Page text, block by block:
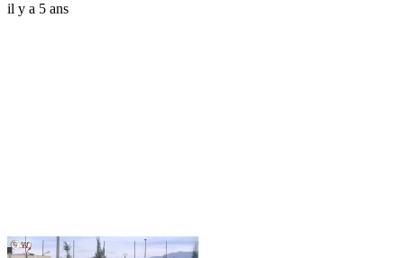
il y a 5 ans